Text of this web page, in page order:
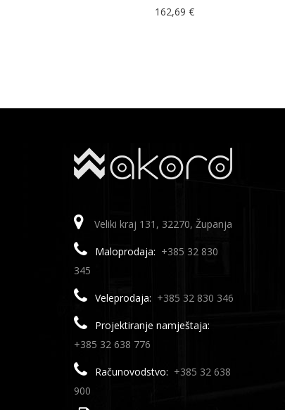
162,69€
Veliki kraj 131, 32270, Županja
Maloprodaja: +385 32 830
345
Veleprodaja: +385 32 830 346
Projektiranje namještaja:
+385 32 638 776
Računovodstvo: +385 32 638
900